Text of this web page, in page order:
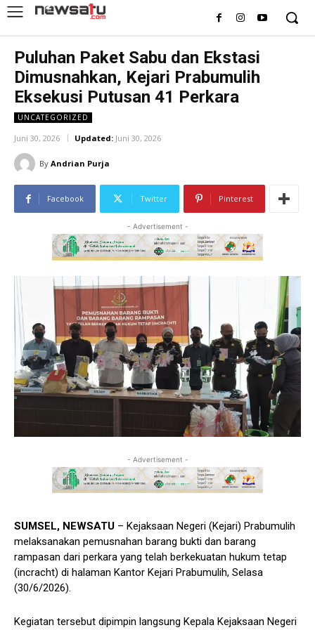
Puluhan Paket Sabu dan Ekstasi
Dimusnahkan, Kejari Prabumulih
Eksekusi Putusan 41 Perkara
UNCATEGORIZED
Juni 30, 2026 Updated: Juni 30, 2026
By Andrian Purja
Facebook Twitter Pinterest
- Advertisement -
- Advertisement -
SUMSEL, NEWSATU – Kejaksaan Negeri (Kejari) Prabumulih
melaksanakan pemusnahan barang bukti dan barang
rampasan dari perkara yang telah berkekuatan hukum tetap
(incracht) di halaman Kantor Kejari Prabumulih, Selasa
(30/6/2026).
Kegiatan tersebut dipimpin langsung Kepala Kejaksaan Negeri